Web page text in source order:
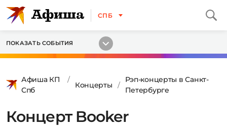
СПБ
ПОКАЗАТЬ СОБЫТИЯ
Афиша КП
Спб
Концерты
Рэп-концерты в Санкт-
Петербурге
Концерт Booker